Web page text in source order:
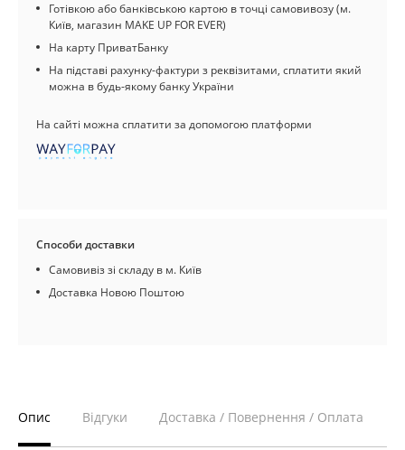
Готівкою або банківською картою в точці самовивозу (м.
Київ, магазин MAKE UP FOR EVER)
На карту ПриватБанку
На підставі рахунку-фактури з реквізитами, сплатити який
можна в будь-якому банку України
На сайті можна сплатити за допомогою платформи
Способи доставки
Самовивіз зі складу в м. Київ
Доставка Новою Поштою
Опис Відгуки Доставка / Повернення / Оплата